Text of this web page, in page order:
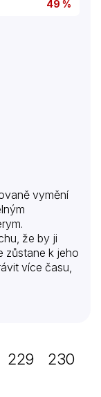
49 %
vymění
že by ji
zůstane k jeho
více času,
229
230